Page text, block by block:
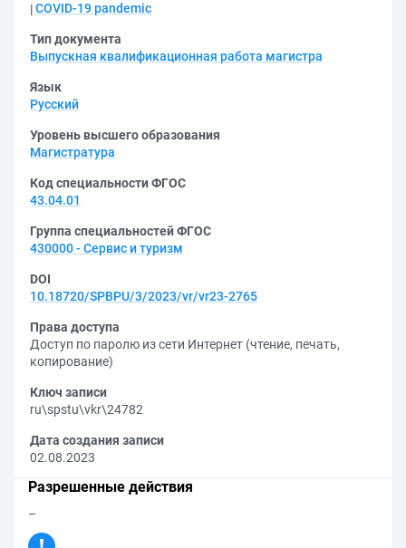
COVID-19 pandemic
Тип документа
Выпускная квалификационная работа магистра
Язык
Русский
Уровень высшего образования
Магистратура
Код специальности ФГОС
43.04.01
Группа специальностей ФГОС
430000 - Сервис и туризм
DOI
10.18720/SPBPU/3/2023/vr/vr23-2765
Права доступа
Доступ по паролю из сети Интернет (чтение, печать,
копирование)
Ключ записи
ru\spstu\vkr\24782
Дата создания записи
02.08.2023
Разрешенные действия
–